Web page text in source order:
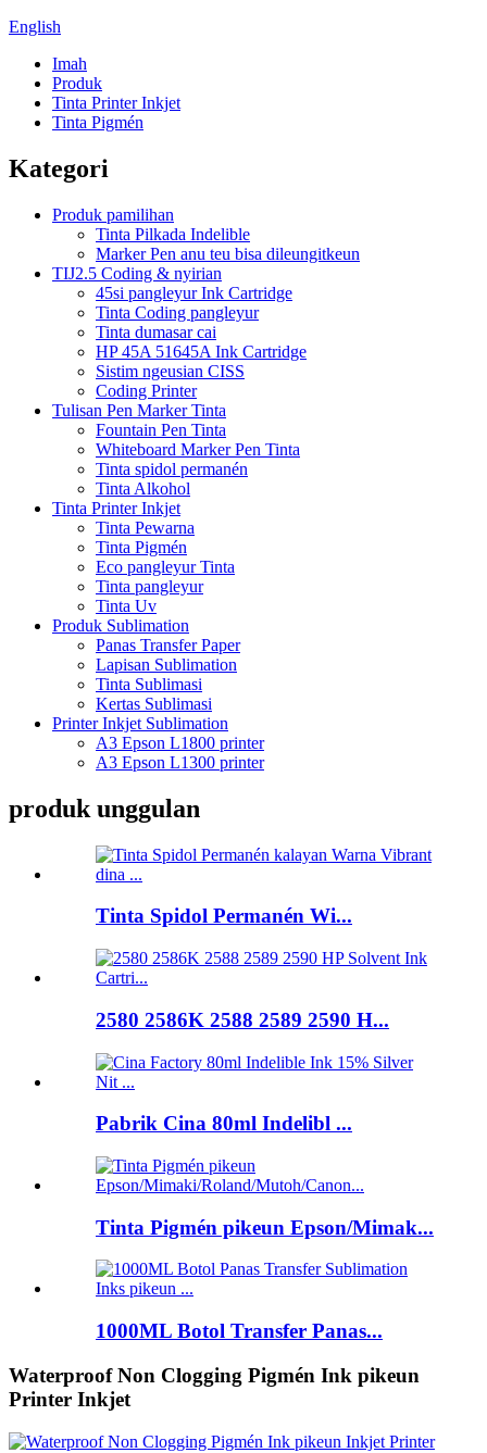
English
Imah
Produk
Tinta Printer Inkjet
Tinta Pigmén
Kategori
Produk pamilihan
Tinta Pilkada Indelible
Marker Pen anu teu bisa dileungitkeun
TIJ2.5 Coding & nyirian
45si pangleyur Ink Cartridge
Tinta Coding pangleyur
Tinta dumasar cai
HP 45A 51645A Ink Cartridge
Sistim ngeusian CISS
Coding Printer
Tulisan Pen Marker Tinta
Fountain Pen Tinta
Whiteboard Marker Pen Tinta
Tinta spidol permanén
Tinta Alkohol
Tinta Printer Inkjet
Tinta Pewarna
Tinta Pigmén
Eco pangleyur Tinta
Tinta pangleyur
Tinta Uv
Produk Sublimation
Panas Transfer Paper
Lapisan Sublimation
Tinta Sublimasi
Kertas Sublimasi
Printer Inkjet Sublimation
A3 Epson L1800 printer
A3 Epson L1300 printer
produk unggulan
Tinta Spidol Permanén Wi...
2580 2586K 2588 2589 2590 H...
Pabrik Cina 80ml Indelibl ...
Tinta Pigmén pikeun Epson/Mimak...
1000ML Botol Transfer Panas...
Waterproof Non Clogging Pigmén Ink pikeun
Printer Inkjet